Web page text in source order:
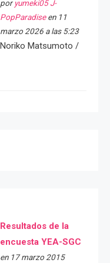
por yumeki05 J-
PopParadiseen 11
marzo 2026 a las 5:23
Noriko Matsumoto /
Resultados de la
encuesta YEA-SGC
en 17 marzo 2015